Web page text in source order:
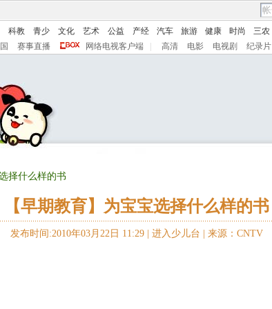
科教 青少 文化 艺术 公益 产经 汽车 旅游 健康 时尚 三农
赛事直播 网络电视客户端 高清 电影 电视剧 纪录片
择什么样的书
【早期教育】为宝宝选择什么样的书
发布时间:2010年03月22日 11:29 | 进入少儿台 来源：CNTV